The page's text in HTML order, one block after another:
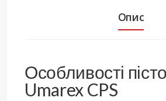
Опис
Особливості
Umarex CPS